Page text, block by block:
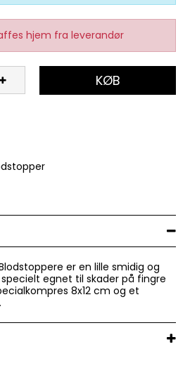
hjem fra leverandør
KØB
er en lille smidig og
egnet til skader på fingre
8x12 cm og et